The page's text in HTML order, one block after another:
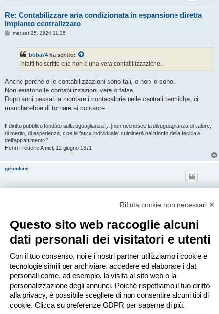
Re: Contabilizzare aria condizionata in espansione diretta
impianto centralizzato
M
o
mer set 25, 2024 11:25
boba74 ha scritto:
Infatti ho scritto che non è una vera contabilizzazione.
Anche perchè o le contabilizzazioni sono tali, o non lo sono.
Non esistono le contabilizzazioni vere o false.
Dopo anni passati a montare i contacalorie nelle centrali termiche, ci
mancherebbe di tornare ai contaore.
Il diritto pubblico fondato sulla uguaglianza [...]non riconosce la disuguaglianza di valore,
di merito, di esperienza, cioè la fatica individuale: culminerà nel trionfo della feccia e
dell'appiattimento.”
Henri Fréderic Amiel, 12 giugno 1871
girondone
e
s
a
g
i
Ciao, spero di fare cosa gradita, e vi chiedo, gentilmente, se riscontraste
degli errori, di segnalarmeli.
https://enricorovere.it/contabilizzazio ... o-termico/
Rispondi
8 messaggi • Pagina1di 1
Vai a
Rifiuta cookie non necessari ✕
Questo sito web raccoglie alcuni
dati personali dei visitatori e utenti
Con il tuo consenso, noi e i nostri partner utilizziamo i cookie e
tecnologie simili per archiviare, accedere ed elaborare i dati
personali come, ad esempio, la visita al sito web o la
personalizzazione degli annunci. Poiché rispettiamo il tuo diritto
alla privacy, è possibile scegliere di non consentire alcuni tipi di
cookie. Clicca su preferenze GDPR per saperne di più.